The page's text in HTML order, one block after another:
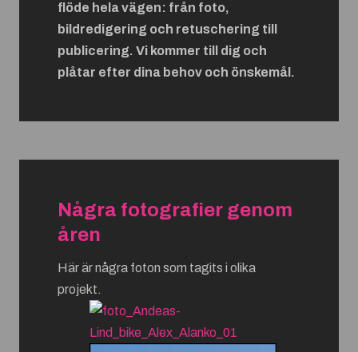
flöde hela vägen: från foto,
bildredigering och retuschering till
publicering. Vi kommer till dig och
plåtar efter dina behov och önskemål.
Några fotografier genom
åren
Här är några foton som tagits i olika
projekt.